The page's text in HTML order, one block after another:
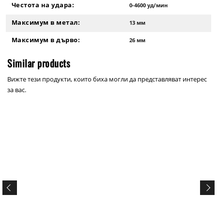
Честота на удара: 0-4600 уд/мин
Максимум в метал: 13 мм
Максимум в дърво: 26 мм
Similar products
Вижте тези продукти, които биха могли да представляват интерес
за вас.